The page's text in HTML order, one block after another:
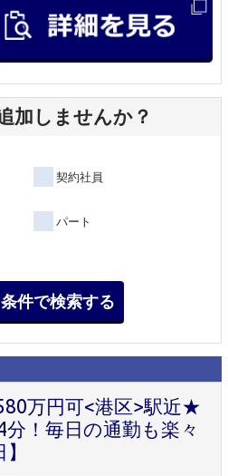
加しませんか？
契約社員
パート
万円可<港区>駅近★
！毎日の通勤も楽々